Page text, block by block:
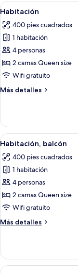
cama
size
Abrir
todas
las
fotos
de
Habitación
3
Habitación
400 pies cuadrados
1 habitación
4 personas
2 camas Queen size
Wifi gratuito
Más detalles
Más
Abrir
todas
las
fotos
de
Habitación,
balcón
4
Habitación, balcón
400 pies cuadrados
1 habitación
4 personas
2 camas Queen size
Wifi gratuito
Más detalles
Más
balcón
Abrir